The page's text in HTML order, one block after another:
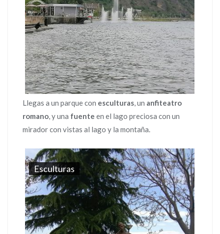
Llegas a un parque con esculturas, un anfiteatro
romano, y una fuente en el lago preciosa con un
mirador con vistas al lago y la montaña.
Esculturas